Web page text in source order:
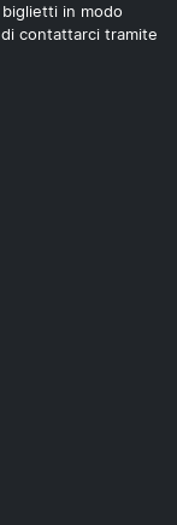
in modo
contattarci tramite